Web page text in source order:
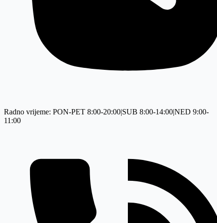
Radno vrijeme: PON-PET 8:00-20:00|SUB 8:00-14:00|NED 9:00-
11:00